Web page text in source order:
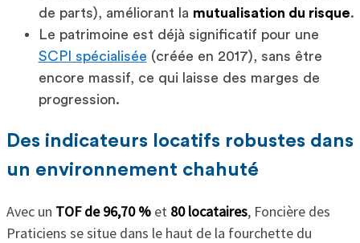
de parts), améliorant la mutualisation du risque.
Le patrimoine est déjà significatif pour une
SCPI spécialisée (créée en 2017), sans être
encore massif, ce qui laisse des marges de
progression.
Des indicateurs locatifs robustes dans
un environnement chahuté
Avec un TOF de 96,70 %et 80 locataires, Foncière des
Praticiens se situe dans le haut de la fourchette du